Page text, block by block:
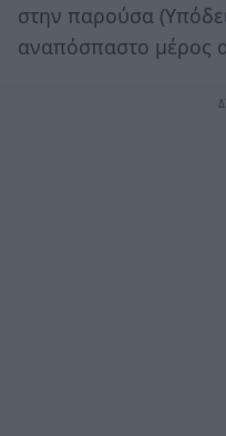
στην παρούσα
αναπόσπαστο μέρος